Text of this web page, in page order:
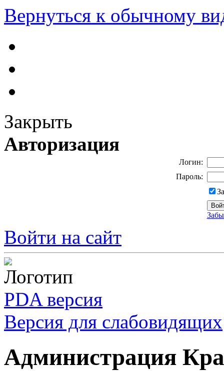
Вернуться к обычному
Закрыть
Авторизация
Логин:
Пароль:
Войти на сайт
PDA версия
Версия для слабовидящих
Администрация